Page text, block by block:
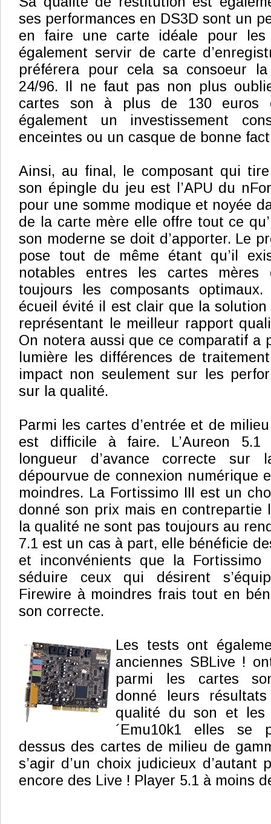
ses performances en DS3D sont un
en faire une carte idéale pour les
également servir de carte
préférera pour cela sa consoeur
24/96. Il ne faut pas non plus
cartes son à plus de 130 euros
également un investissement
enceintes ou un casque de bonne
Ainsi, au final, le composant qui
son épingle du jeu est l’APU du
pour une somme modique et noyée
de la carte mère elle offre tout ce
son moderne se doit d’apporter. Le
pose tout de même étant qu’il
notables entres les cartes mères
toujours les composants
écueil évité il est clair que la solution
représentant le meilleur rapport
On notera aussi que ce comparatif a
lumière les différences de
impact non seulement sur les
sur la qualité.
Parmi les cartes d’entrée et de
est difficile à faire. L’Aureon 5.1
longueur d’avance correcte sur
dépourvue de connexion numérique
moindres. La Fortissimo III est un
donné son prix mais en contrepartie
la qualité ne sont pas toujours au
7.1 est un cas à part, elle bénéficie
et inconvénients que la Fortissimo
séduire ceux qui désirent
Firewire à moindres frais tout en
son correcte.
Les tests ont
anciennes SBLive !
parmi les cartes
donné leurs
qualité du son et les
´Emu10k1 elles se
dessus des cartes de milieu de
s’agir d’un choix judicieux d’autant
encore des Live ! Player 5.1 à moins